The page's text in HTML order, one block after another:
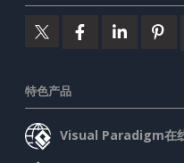
特色产品
Visual Paradigm在